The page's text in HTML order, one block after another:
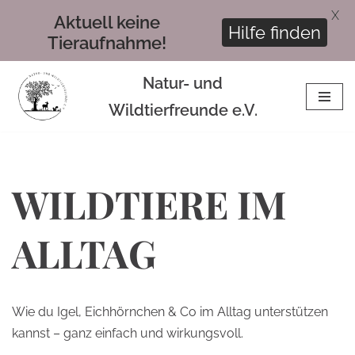
Z
n
h
p
r
Natur- und
Wildtierfreunde e.V.
WILDTIERE IM
ALLTAG
Wie du Igel, Eichhörnchen & Co im Alltag unterstützen
kannst – ganz einfach und wirkungsvoll.
Aktuell keine
Tieraufnahme!
Hilfe finden
X